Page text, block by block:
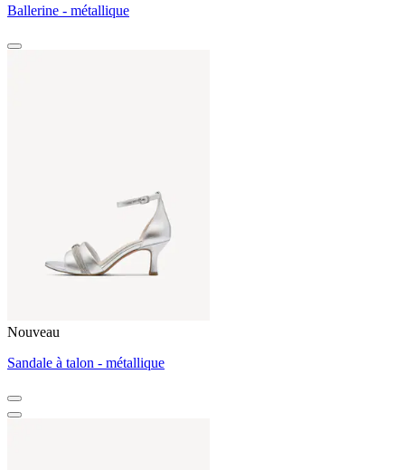
Ballerine - métallique
Nouveau
Sandale à talon - métallique